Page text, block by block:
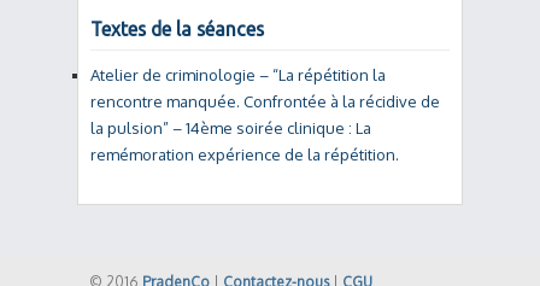
Textes de la séances
Atelier de criminologie – “La répétition la
rencontre manquée. Confrontée à la récidive de
la pulsion” – 14ème soirée clinique : La
remémoration expérience de la répétition.
© 2016 PradenCo Contactez-nous| CGU